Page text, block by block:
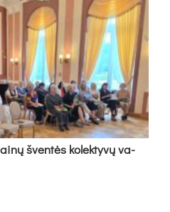
šven­tės ko­lek­ty­vų va­